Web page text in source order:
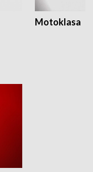
Motoklasa